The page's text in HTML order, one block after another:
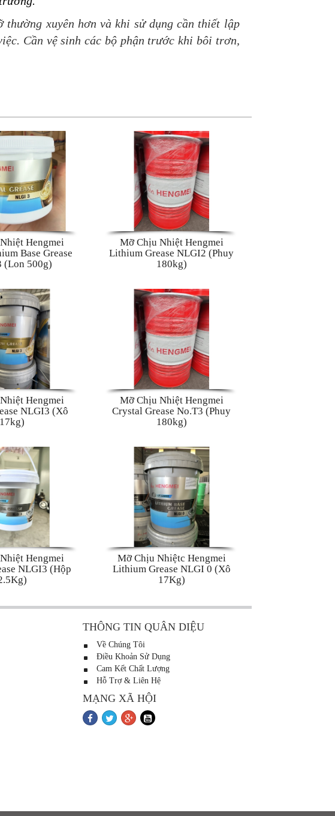
thường xuyên hơn và khi sử dụng cần thiết lập
Cần vệ sinh các bộ phận trước khi bôi trơn,
Hengmei
Base Grease
(Lon 500g)
Mỡ Chịu Nhiệt Hengmei
Lithium Grease NLGI2 (Phuy
180kg)
Hengmei
NLGI3 (Xô
17kg)
Mỡ Chịu Nhiệt Hengmei
Crystal Grease No.T3 (Phuy
180kg)
Hengmei
NLGI3 (Hộp
Mỡ Chịu Nhiệtc Hengmei
Lithium Grease NLGI 0 (Xô
17Kg)
THÔNG TIN QUÂN DIỆU
Về Chúng Tôi
Điều Khoản Sử Dụng
Cam Kết Chất Lượng
Hỗ Trợ & Liên Hệ
MẠNG XÃ HỘI